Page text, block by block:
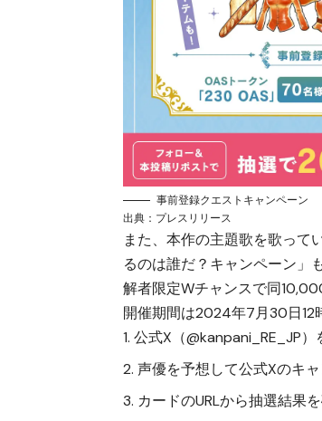
事前登録クエストキャンペーン
出典： プレスリリース
また、本作の主題歌を歌って
るのは誰だ？キャンペーン」
解者限定Wチャンスで同
開催期間は2024年7月30日12
公式X（@kanpani_RE_JP）
声優を予想して公式Xのキ
カードのURLから抽選結果